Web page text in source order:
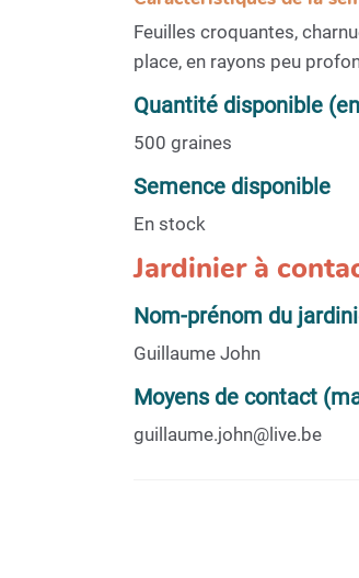
Feuilles croquantes,
place, en rayons peu
Quantité disponible
500 graines
Semence disponible
En stock
Jardinier à
Nom-prénom du
Guillaume John
Moyens de contact
guillaume.john@live.be